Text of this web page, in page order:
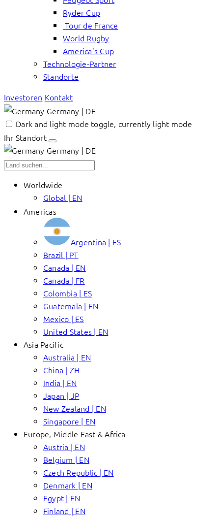
Ryder Cup
Tour de France
World Rugby
America’s Cup
Technologie-Partner
Standorte
Investoren Kontakt
Germany | DE
Dark and light mode toggle, currently light mode
Ihr Standort
Germany | DE
Worldwide
Global | EN
Americas
Argentina | ES
Brazil | PT
Canada | EN
Canada | FR
Colombia | ES
Guatemala | EN
Mexico | ES
United States | EN
Asia Pacific
Australia | EN
China | ZH
India | EN
Japan | JP
New Zealand | EN
Singapore | EN
Europe, Middle East & Africa
Austria | EN
Belgium | EN
Czech Republic | EN
Denmark | EN
Egypt | EN
Finland | EN